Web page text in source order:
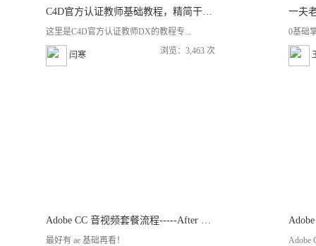
C4D官方认证教师基础教程，精简干练易学会。《连载中》
这里是C4D官方认证教师DX的教程专...
闫寒 浏览：3,463 次
0基础
Adobe CC 音视频套餐流程-----After Effects
最好有 ae 基础再看！ Adobe